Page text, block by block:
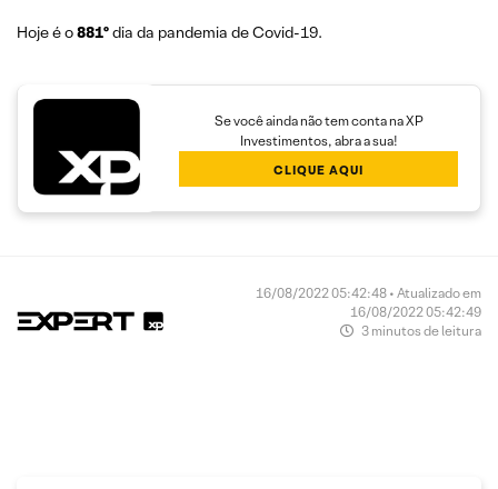
Hoje é o881ºdia da pandemia de Covid-19.
Se você ainda não tem conta na XP
Investimentos, abra a sua!
CLIQUE AQUI
16/08/2022 05:42:48 • Atualizado em
16/08/2022 05:42:49
3 minutos de leitura